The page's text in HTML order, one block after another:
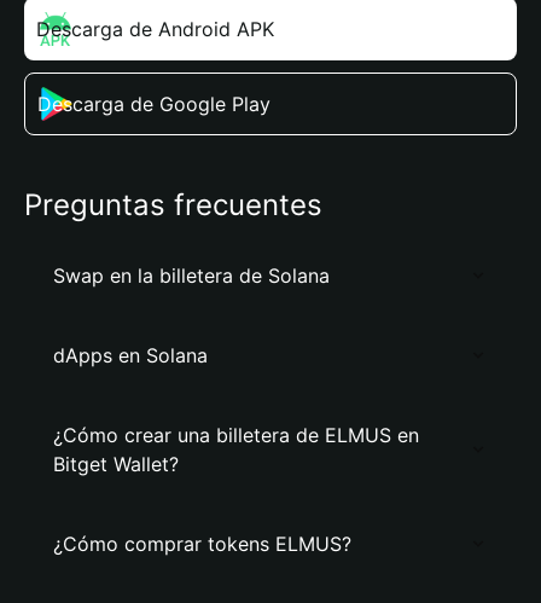
Descarga de Android APK
Descarga de Google Play
Preguntas frecuentes
Swap en la billetera de Solana
dApps en Solana
¿Cómo crear una billetera de ELMUS en
Bitget Wallet?
¿Cómo comprar tokens ELMUS?